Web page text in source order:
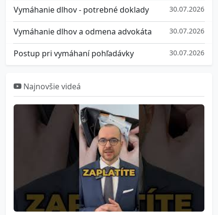
Vymáhanie dlhov - potrebné doklady 30.07.2026
Vymáhanie dlhov a odmena advokáta 30.07.2026
Postup pri vymáhaní pohľadávky 30.07.2026
Najnovšie videá